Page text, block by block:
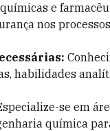
e
nos
habilidades
se em
química